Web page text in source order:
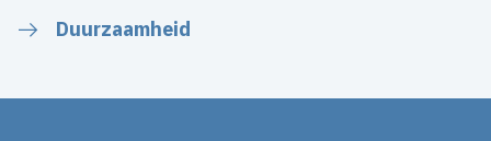
Duurzaamheid